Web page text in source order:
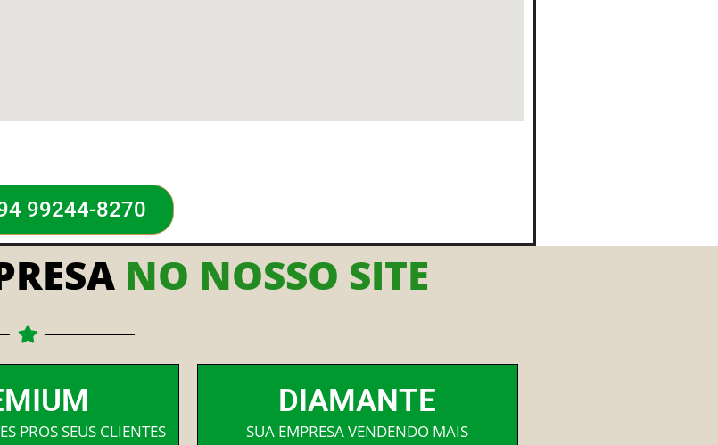
99244-8270
NO NOSSO SITE
PROS SEUS CLIENTES
DIAMANTE
SUA EMPRESA VENDENDO MAIS